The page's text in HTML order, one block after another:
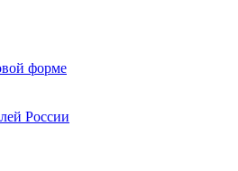
форме
России